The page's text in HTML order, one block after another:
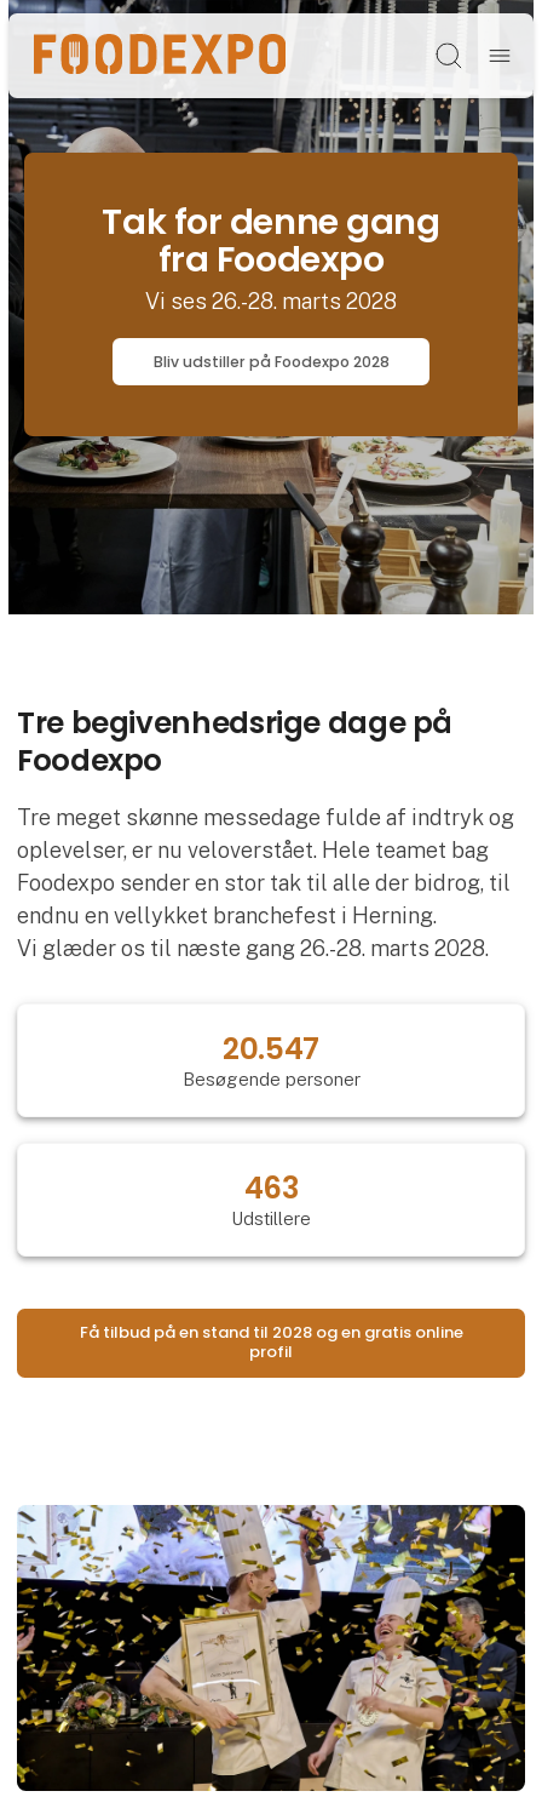
Søg
Tak for denne gang
fra Foodexpo
Vi ses 26.-28. marts 2028
Bliv udstiller på Foodexpo 2028
Tre begivenhedsrige dage på
Foodexpo
Tre meget skønne messedage fulde af indtryk og
oplevelser, er nu veloverstået. Hele teamet bag
Foodexpo sender en stor tak til alle der bidrog, til
endnu en vellykket branchefest i Herning.
Vi glæder os til næste gang 26.-28. marts 2028.
20.547
Besøgende personer
463
Udstillere
Få tilbud på en stand til 2028 og en gratis online
profil